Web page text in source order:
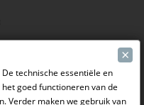
×
technische essentiële en
goed functioneren van de
Verder maken we gebruik van